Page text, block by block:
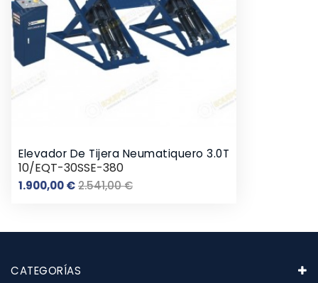
Elevador De Tijera Neumatiquero 3.0T
10/EQT-30SSE-380
1.900,00 €Precio
2.541,00 €Precio
CATEGORÍAS